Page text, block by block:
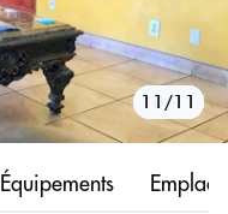
1/11
2/11
3/11
4/11
5/11
6/11
7/11
8/11
9/11
10/11
11/11
Équipements